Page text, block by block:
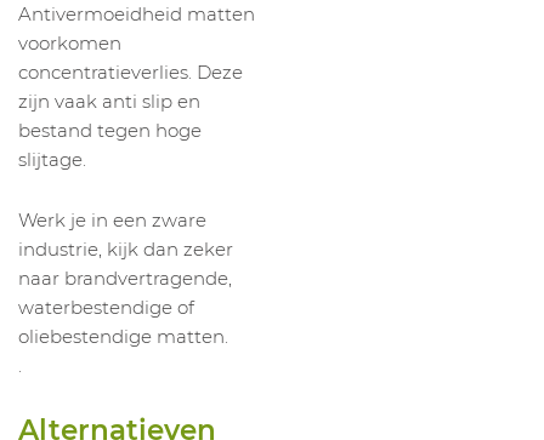
Antivermoeidheid matten
voorkomen
concentratieverlies. Deze
zijn vaak anti slip en
bestand tegen hoge
slijtage.
Werk je in een zware
industrie, kijk dan zeker
naar brandvertragende,
waterbestendige of
oliebestendige matten.
Alternatieven